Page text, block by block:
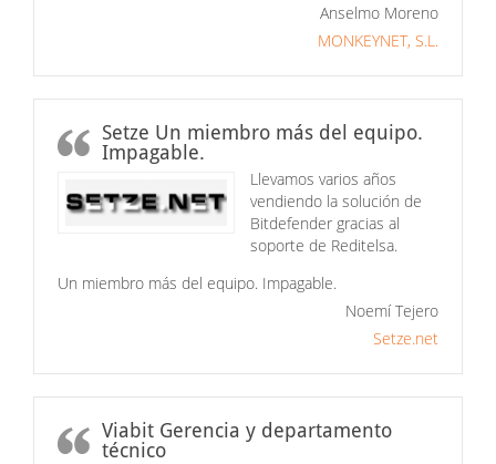
Anselmo Moreno
MONKEYNET, S.L.
Setze Un miembro más del equipo.
Impagable.
Llevamos varios años
vendiendo la solución de
Bitdefender gracias al
soporte de Reditelsa.
Un miembro más del equipo. Impagable.
Noemí Tejero
Setze.net
Viabit Gerencia y departamento
técnico